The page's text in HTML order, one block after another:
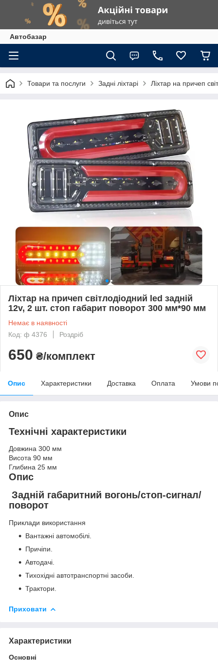
Автобазар
Товари та послуги Задні ліхтарі Ліхтар на причеп
Ліхтар на причеп світлодіодний led задній
12v, 2 шт. стоп габарит поворот 300 мм*90 мм
Немає в наявності
Код: ф 4376
Роздріб
650 ₴/комплект
Опис Характеристики Доставка Оплата Умови
Опис
Технічні характеристики
Довжина 300 мм
Висота 90 мм
Глибина 25 мм
Опис
Задній габаритний вогонь/стоп-сигнал/
поворот
Приклади використання
Вантажні автомобілі.
Причіпи.
Автодачі.
Тихохідні автотранспортні засоби.
Трактори.
Приховати
Характеристики
Основні